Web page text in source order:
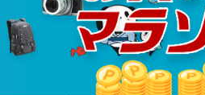
キ
ッ
プ